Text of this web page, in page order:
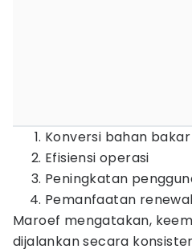
Konversi bahan
Efisiensi operasi
Peningkatan
Pemanfaatan
Maroef mengatakan,
dijalankan secara